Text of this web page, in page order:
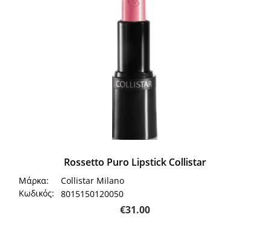
Rossetto Puro Lipstick Collistar
Μάρκα:
Collistar Milano
Κωδικός:
8015150120050
€31.00